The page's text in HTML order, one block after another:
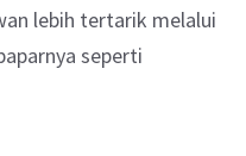
lebih tertarik melalui
seperti